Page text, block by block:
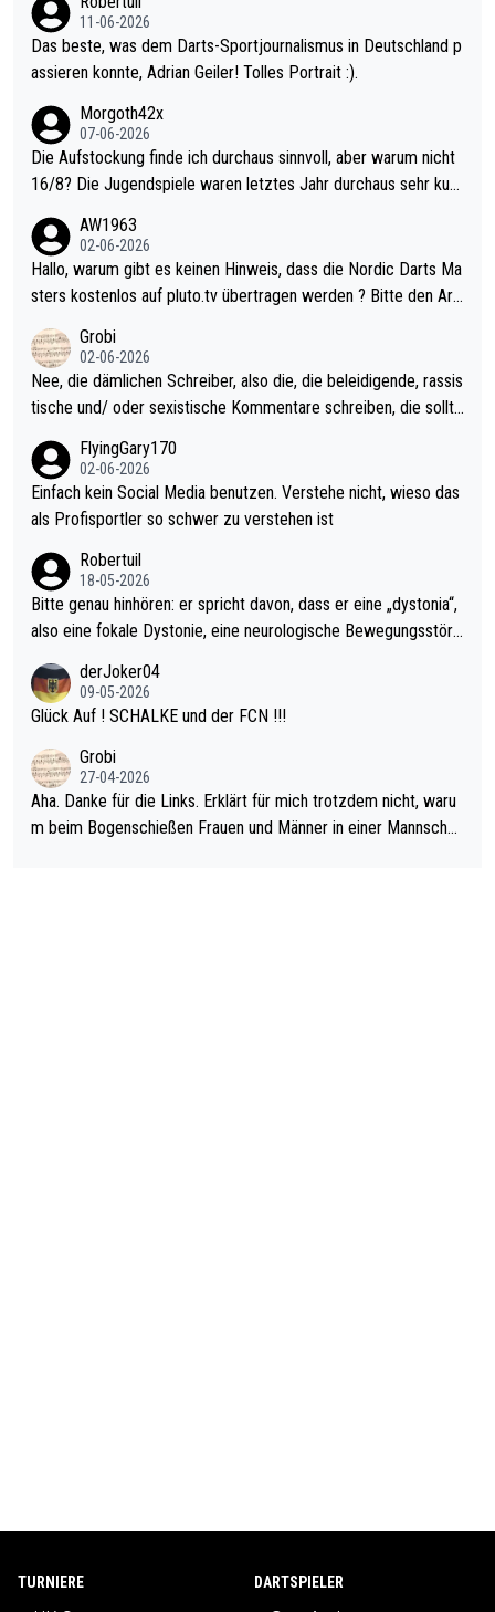
11-06-2026
Das beste, was dem Darts-Sportjournalismus in Deutschland p
assieren konnte, Adrian Geiler! Tolles Portrait :).
Morgoth42x
07-06-2026
Die Aufstockung finde ich durchaus sinnvoll, aber warum nicht
16/8? Die Jugendspiele waren letztes Jahr durchaus sehr kurz
Allerdings ist Mitchell Lawrie als Nummer 1 der Welt eh qualifi
ziert. Somit ändert die automatische Qualifikation des Weltmei
sters erstmal nichts. Ich denke sie wollen damit für nächstes J
ohl wenig WDF Turniere spielen. Dies war bei Archie Self letzt
es Jahr der Fall. Er musste als amtierender Weltmeister durch
den Qualifier und ich glaube kaum, dass Mitchel sich das (in Ve
gas) antun würde, wenn er doch eigentlich die PDC-WM als Zi
el hat.
AW1963
02-06-2026
Hallo, warum gibt es keinen Hinweis, dass die Nordic Darts Ma
sters kostenlos auf pluto.tv übertragen werden ? Bitte den Arti
Grobi
02-06-2026
Nee, die dämlichen Schreiber, also die, die beleidigende, rassis
tische und/ oder sexistische Kommentare schreiben, die sollte
s Leben in den Griff kriegen. Nur eins wundert mich: Luke Little
r war doch neulich erst derjenige, der über Social Media GvV p
rovoziert hat. Und Littlers Mutter schießt öfters mal gegen Ric
FlyingGary170
02-06-2026
Einfach kein Social Media benutzen. Verstehe nicht, wieso das
als Profisportler so schwer zu verstehen ist
Robertuil
18-05-2026
Bitte genau hinhören: er spricht davon, dass er eine „dystonia“,
also eine fokale Dystonie, eine neurologische Bewegungsstöru
erden, im Arm hat. Und, dass Medikamente ihm helfen! Ich glau
be immer noch, dass sehr viele der Dartits-Fälle fälschlich psy
diese könnten teils wirksam behandelt werden! Dafür müsste
man nur zum Neurologen und nicht zum Mentaltrainer gehen…
derJoker04
09-05-2026
Glück Auf ! SCHALKE und der FCN !!!
Grobi
27-04-2026
Aha. Danke für die Links. Erklärt für mich trotzdem nicht, waru
m beim Bogenschießen Frauen und Männer in einer Mannschaf
TURNIERE DARTSPIELER